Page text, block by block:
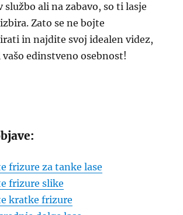
službo ali na zabavo, so ti lasje
Zato se ne bojte
in najdite svoj idealen videz,
edinstveno osebnost!
frizure za tanke lase
frizure slike
kratke frizure